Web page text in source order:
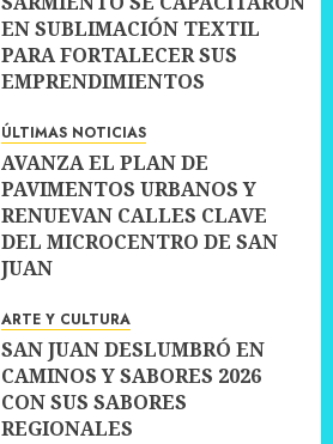
EN SUBLIMACIÓN TEXTIL
PARA FORTALECER SUS
EMPRENDIMIENTOS
ÚLTIMAS NOTICIAS
AVANZA EL PLAN DE
PAVIMENTOS URBANOS Y
RENUEVAN CALLES CLAVE
DEL MICROCENTRO DE SAN
JUAN
ARTE Y CULTURA
SAN JUAN DESLUMBRÓ EN
CAMINOS Y SABORES 2026
CON SUS SABORES
REGIONALES